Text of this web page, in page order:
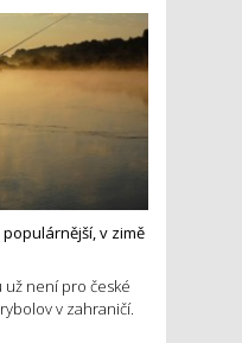
v zimě
není pro české
v zahraničí.